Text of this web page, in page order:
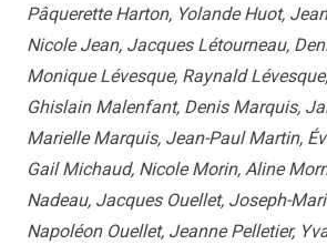
Pâquerette Harton, Yolande Huot,
Nicole Jean, Jacques Létourneau,
Monique Lévesque, Raynald
Ghislain Malenfant, Denis Marquis,
Marielle Marquis, Jean-Paul Martin,
Gail Michaud, Nicole Morin, Aline
Nadeau, Jacques Ouellet, Joseph-
Napoléon Ouellet, Jeanne Pelletier,